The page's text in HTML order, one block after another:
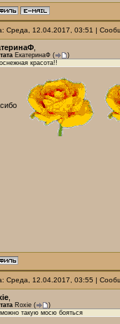
Среда, 12.04.2017, 03:51 |
ЕкатеринаФ (
)
красота!!
Среда, 12.04.2017, 03:55 |
Roxie (
)
можно такую мосю бояться